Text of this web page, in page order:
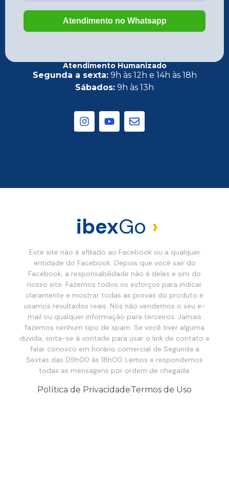
Atendimento Humanizado
Segunda a sexta:9h às 12h e 14h às 18h
Sábados: 9h às 13h
ibexGo ›
Este site não é afiliado ao Facebook ou a qualquer
entidade do Facebook. Depois que você sair do
Facebook, a responsabilidade não é deles e sim do
nosso site. Fazemos todos os esforços para indicar
claramente e mostrar todas as provas do produto e
usamos resultados reais. Nós não vendemos o seu e-
mail ou qualquer informação para terceiros. Jamais
fazemos nenhum tipo de spam. Se você tiver alguma
dúvida, sinta-se à vontade para usar o link de contato e
falar conosco em horário comercial de Segunda a
Sextas das 09h00 ás 18h00. Lemos e respondemos
todas as mensagens por ordem de chegada.
Política de PrivacidadeTermos de Uso